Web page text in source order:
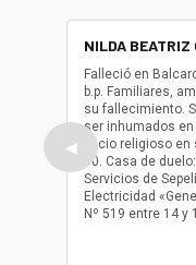
◀
NILDA BEATRIZ
Falleció en
b.p. Familiares,
su fallecimiento.
ser inhumados
oficio religioso
10. Casa de
Servicios de
Electricidad
Nº 519 entre 14 y